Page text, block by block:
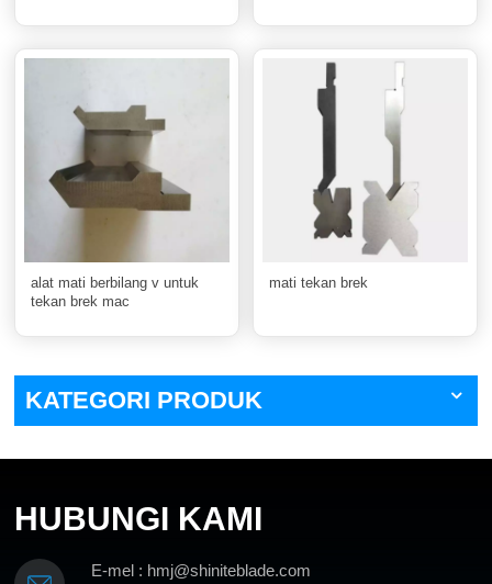
alat mati berbilang v untuk
tekan brek mac
mati tekan brek
KATEGORI PRODUK
HUBUNGI KAMI
E-mel : hmj@shiniteblade.com